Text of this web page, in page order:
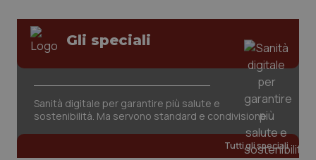
Gli speciali
Sanità digitale per garantire più salute e
sostenibilità. Ma servono standard e condivisione
Tutti gli speciali
tracking-sites-ironfish-
session-id
_ga
Google LLC